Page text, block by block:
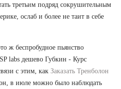
третьим подряд сокрушительным
ослаб и более не таит в себе
ж беспробудное пьянство
labs дешево Губкин - Курс
с этим, как Заказать Тренболон
в июле можно было наблюдать